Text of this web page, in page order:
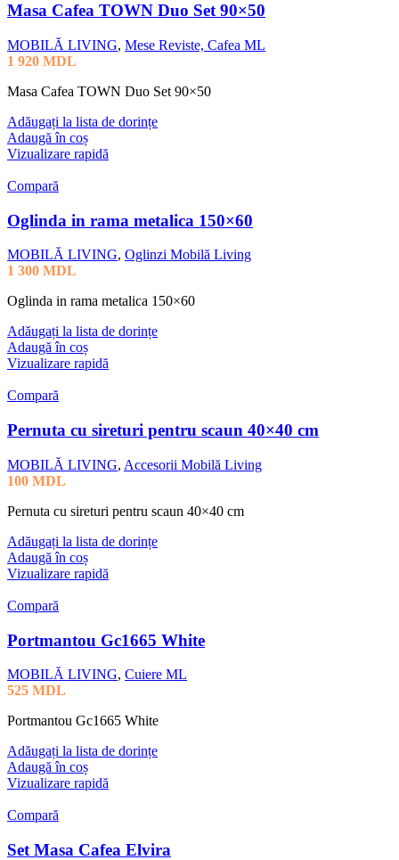
Masa Cafea TOWN Duo Set 90×50
MOBILĂ LIVING, Mese Reviste, Cafea ML
1 920 MDL
Masa Cafea TOWN Duo Set 90×50
Adăugați la lista de dorințe
Adaugă în coș
Vizualizare rapidă
Compară
Oglinda in rama metalica 150×60
MOBILĂ LIVING, Oglinzi Mobilă Living
1 300 MDL
Oglinda in rama metalica 150×60
Adăugați la lista de dorințe
Adaugă în coș
Vizualizare rapidă
Compară
Pernuta cu sireturi pentru scaun 40×40 cm
MOBILĂ LIVING, Accesorii Mobilă Living
100 MDL
Pernuta cu sireturi pentru scaun 40×40 cm
Adăugați la lista de dorințe
Adaugă în coș
Vizualizare rapidă
Compară
Portmantou Gc1665 White
MOBILĂ LIVING, Cuiere ML
525 MDL
Portmantou Gc1665 White
Adăugați la lista de dorințe
Adaugă în coș
Vizualizare rapidă
Compară
Set Masa Cafea Elvira